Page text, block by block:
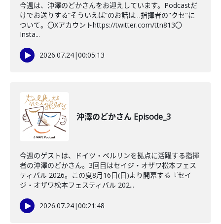
今週は、沖澤のどかさんをお迎えしています。Podcastだ
けでお送りする”そういえば”のお話は…指揮者の"クセ"に
ついて。〇Xアカウントhttps://twitter.com/ttn813〇
Insta...
2026.07.24|00:05:13
沖澤のどかさん Episode_3
今週のゲストは、ドイツ・ベルリンを拠点に活躍する指揮
者の沖澤のどかさん。3回目はセイジ・オザワ松本フェス
ティバル 2026。この夏8月16日(日)より開幕する『セイ
ジ・オザワ松本フェスティバル 202...
2026.07.24|00:21:48